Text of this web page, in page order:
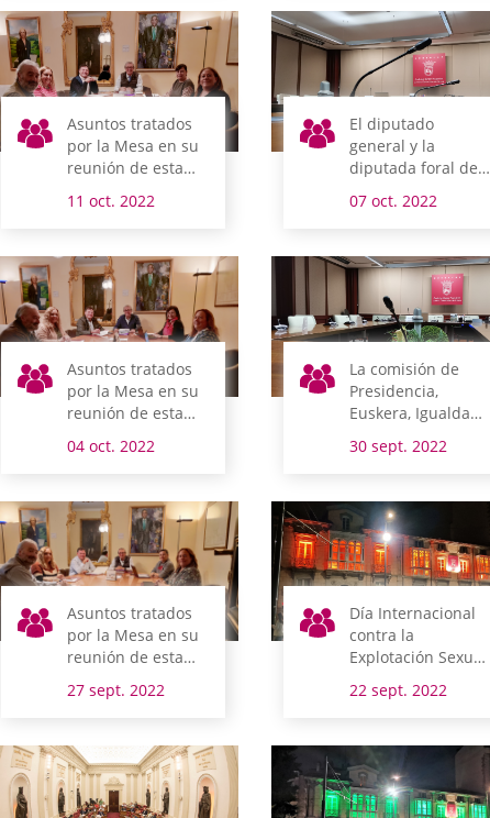
Asuntos tratados
por la Mesa en su
reunión de esta
11 oct. 2022
El diputado
general y la
diputada foral de
y Presupuestos
lunes en comisión
07 oct. 2022
Asuntos tratados
por la Mesa en su
reunión de esta
04 oct. 2022
La comisión de
Presidencia,
Euskera, Igualdad,
DDHH abre la
30 sept. 2022
Asuntos tratados
por la Mesa en su
reunión de esta
27 sept. 2022
Día Internacional
contra la
Explotación Sexual
Mujeres, Niñas y
22 sept. 2022